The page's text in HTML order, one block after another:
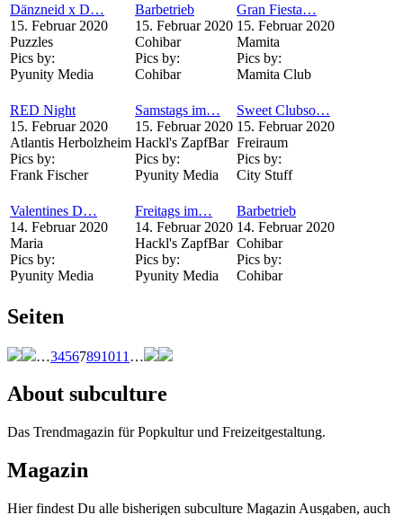
Dänzneid x D…
15. Februar 2020
Puzzles
Pics by:
Pyunity Media
Barbetrieb
15. Februar 2020
Cohibar
Pics by:
Cohibar
Gran Fiesta…
15. Februar 2020
Mamita
Pics by:
Mamita Club
RED Night
15. Februar 2020
Atlantis Herbolzheim
Pics by:
Frank Fischer
Samstags im…
15. Februar 2020
Hackl's ZapfBar
Pics by:
Pyunity Media
Sweet Clubso…
15. Februar 2020
Freiraum
Pics by:
City Stuff
Valentines D…
14. Februar 2020
Maria
Pics by:
Pyunity Media
Freitags im…
14. Februar 2020
Hackl's ZapfBar
Pics by:
Pyunity Media
Barbetrieb
14. Februar 2020
Cohibar
Pics by:
Cohibar
Seiten
…34567891011 …
About subculture
Das Trendmagazin für Popkultur und Freizeitgestaltung.
Magazin
Hier findest Du alle bisherigen subculture Magazin Ausgaben, auch